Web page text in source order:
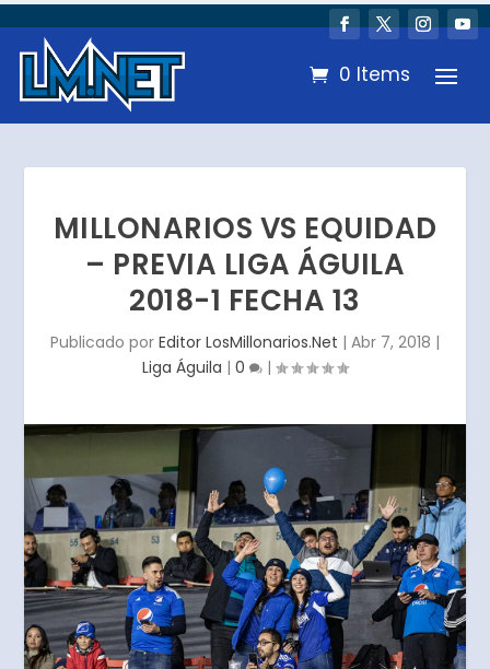
0 Items
MILLONARIOS VS EQUIDAD
– PREVIA LIGA ÁGUILA
2018-1 FECHA 13
Publicado por Editor LosMillonarios.Net | Abr 7, 2018 |
Liga Águila | 0 |